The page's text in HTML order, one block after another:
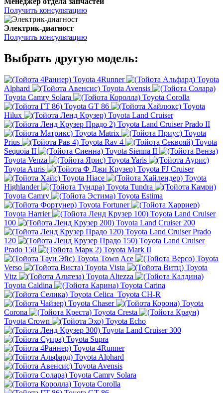
Получить консультацию
Электрик-диагност
Получить консультацию
Выбрать другую модель:
Toyota 4Runner
Toyota
Alphard
Toyota Avensis
Toyota Camry Solara
Toyota Corolla
Toyota GT 86
Toyota
Hilux
Toyota Land Cruiser
Toyota Land Cruiser Prado II
Toyota Matrix
Toyota
Prius
Toyota Rav 4
Toyota
Sequoia II
Toyota Sienna II
Toyota Venza
Toyota Yaris
Toyota Auris
Toyota FJ Cruiser
Toyota Hiace
Toyota
Highlander
Toyota Tundra
Toyota Camry
Toyota Estima
Toyota Fortuner
Toyota Harrier
Toyota Land Cruiser
100
Toyota Land Cruiser 200
Toyota Land Cruiser Prado
120
Toyota Land Cruiser
Prado 150
Toyota Mark II
Toyota Town Ace
Toyota
Verso
Toyota Vista
Toyota
Vitz
Toyota Altezza
Toyota Caldina
Toyota Carina
Toyota Celica Toyota CH-R
Toyota Chaser
Toyota
Corona
Toyota Cresta
Toyota Crown
Toyota Echo
Toyota Land Cruiser 300
Toyota Supra
Toyota 4Runner
Toyota Alphard
Toyota Avensis
Toyota Camry Solara
Toyota Corolla